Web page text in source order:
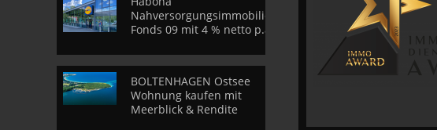
Nahversorgungsimmobilien
Fonds 09 mit 4 % netto p.a.
BOLTENHAGEN Ostsee
Wohnung kaufen mit
Meerblick & Rendite